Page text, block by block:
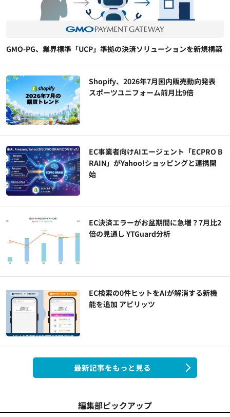
GMO-PG、業界標準「UCP」準拠の決済ソリューションを新規構築
Shopify、2026年7月国内販売動向発表
スポーツユニフォーム前月比9倍
EC事業者向けAIエージェント「ECPRO B
RAIN」がYahoo!ショッピングと連携開
始
EC決済エラーがお盆期間に急増？7月比2
倍の見通し YTGuard分析
EC検索の0件ヒットをAIが解消する新機
能を追加 アピリッツ
最新記事をもっと見る
編集部ピックアップ